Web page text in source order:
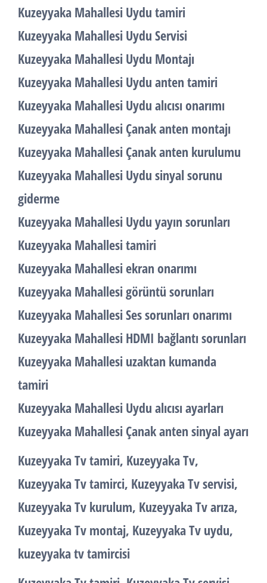
Kuzeyyaka Mahallesi Uydu tamiri
Kuzeyyaka Mahallesi Uydu Servisi
Kuzeyyaka Mahallesi Uydu Montajı
Kuzeyyaka Mahallesi Uydu anten tamiri
Kuzeyyaka Mahallesi Uydu alıcısı onarımı
Kuzeyyaka Mahallesi Çanak anten montajı
Kuzeyyaka Mahallesi Çanak anten kurulumu
Kuzeyyaka Mahallesi Uydu sinyal sorunu
giderme
Kuzeyyaka Mahallesi Uydu yayın sorunları
Kuzeyyaka Mahallesi tamiri
Kuzeyyaka Mahallesi ekran onarımı
Kuzeyyaka Mahallesi görüntü sorunları
Kuzeyyaka Mahallesi Ses sorunları onarımı
Kuzeyyaka Mahallesi HDMI bağlantı sorunları
Kuzeyyaka Mahallesi uzaktan kumanda
tamiri
Kuzeyyaka Mahallesi Uydu alıcısı ayarları
Kuzeyyaka Mahallesi Çanak anten sinyal ayarı
Kuzeyyaka Tv tamiri, Kuzeyyaka Tv,
Kuzeyyaka Tv tamirci, Kuzeyyaka Tv servisi,
Kuzeyyaka Tv kurulum, Kuzeyyaka Tv arıza,
Kuzeyyaka Tv montaj, Kuzeyyaka Tv uydu,
kuzeyyaka tv tamircisi